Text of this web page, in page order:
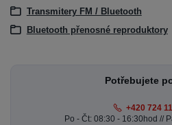
Transmitery FM / Bluetooth
Bluetooth přenosné reproduktory
Potřebujete
+420 724
Po - Čt: 08:30 - 16:30hod //